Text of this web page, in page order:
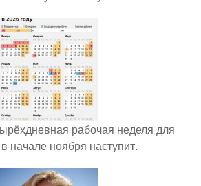
рабочая неделя для
начале ноября наступит.